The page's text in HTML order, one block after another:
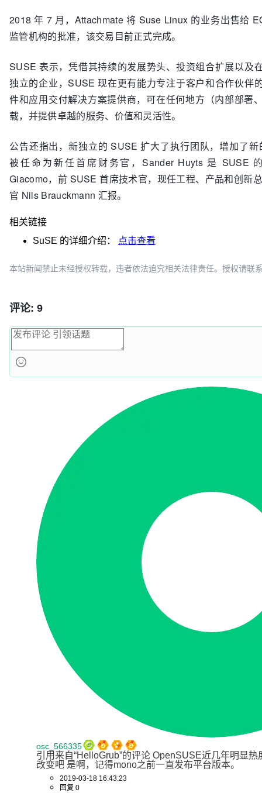
2018 年 7 月，Attachmate 将 Suse Linux 的业务出售给
监管机构的批准，该交易目前正式完成。
SUSE 表示，凭借其持续的发展势头、投资组合扩展以及
独立的企业，SUSE 现在更有能力专注于客户和合作伙伴
件和应用交付解决方案提供商，可在任何地方（内部部署
载，并提供卓越的服务、价值和灵活性。
公告还指出，新独立的 SUSE 扩大了执行团队，增加了
被任命为新任首席财务官，Sander Huyts 是 SUSE
Giacomo，前 SUSE 首席技术官，现任工程、产品和创新
官 Nils Brauckmann 汇报。
相关链接
SuSE 的详细介绍： 点击查看
本站新闻禁止未经授权转载，违者依法追究相关法律责任。授权请联
评论: 9
osc_566335
引用来自“HelloGrub”的评论 OpenSUSE近几年明显
改变吧 是啊，记得mono之前一直发布平台版本。
2019-03-18 16:43:23
回复 0